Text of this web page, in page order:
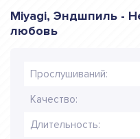
Miyagi, Эндшпиль -
любовь
Прослушиваний:
Качество:
Длительность: